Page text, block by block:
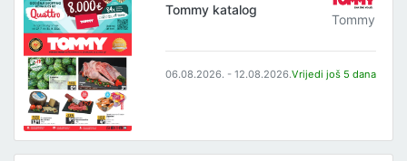
Tommy katalog
Tommy
06.08.2026. - 12.08.2026.Vrijedi još 5 dana